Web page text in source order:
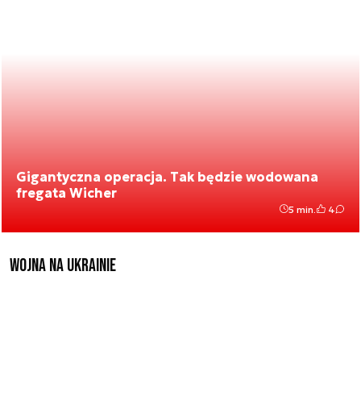
Gigantyczna operacja. Tak będzie wodowana
fregata Wicher
5 min. 4
Wojna na Ukrainie